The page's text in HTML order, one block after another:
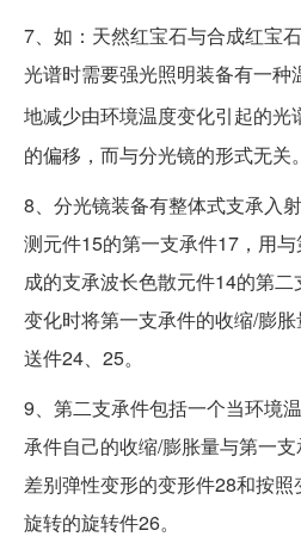
7、如：天然红宝石与合成红宝
光谱时需要强光照明装备有一种
地减少由环境温度变化引起的光
的偏移，而与分光镜的形式无关。
8、分光镜装备有整体式支承入
测元件15的第一支承件17，用
成的支承波长色散元件14的第
变化时将第一支承件的收缩/膨
送件24、25。
9、第二支承件包括一个当环境
承件自己的收缩/膨胀量与第一
差别弹性变形的变形件28和按
旋转的旋转件26。